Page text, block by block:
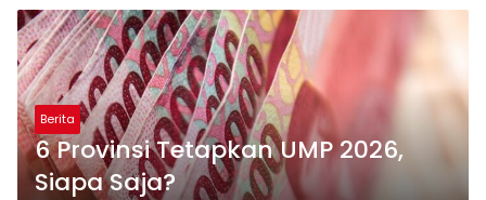
Berita
6 Provinsi Tetapkan UMP 2026,
Siapa Saja?